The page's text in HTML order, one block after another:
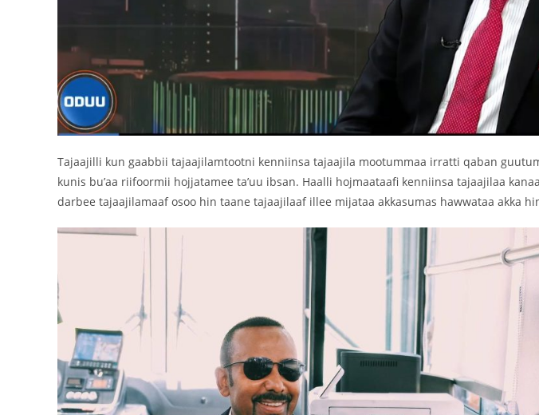
Tajaajilli kun gaabbii tajaajilamtootni kenniinsa tajaajila mootummaa irratti qaban
kunis bu’aa riifoormii hojjatamee ta’uu ibsan. Haalli hojmaataafi kenniinsa tajaajilaa
darbee tajaajilamaaf osoo hin taane tajaajilaaf illee mijataa akkasumas hawwataa akka